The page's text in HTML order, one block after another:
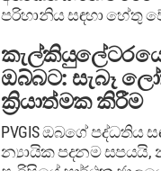
පරිහානිය සඳහා හේතු
ඔබ්බට: සැබෑ
ක්‍රියාත්මක කිරීම
PVGIS ඔබගේ පද්ධතිය
න්‍යායික පදනම සපයයි,